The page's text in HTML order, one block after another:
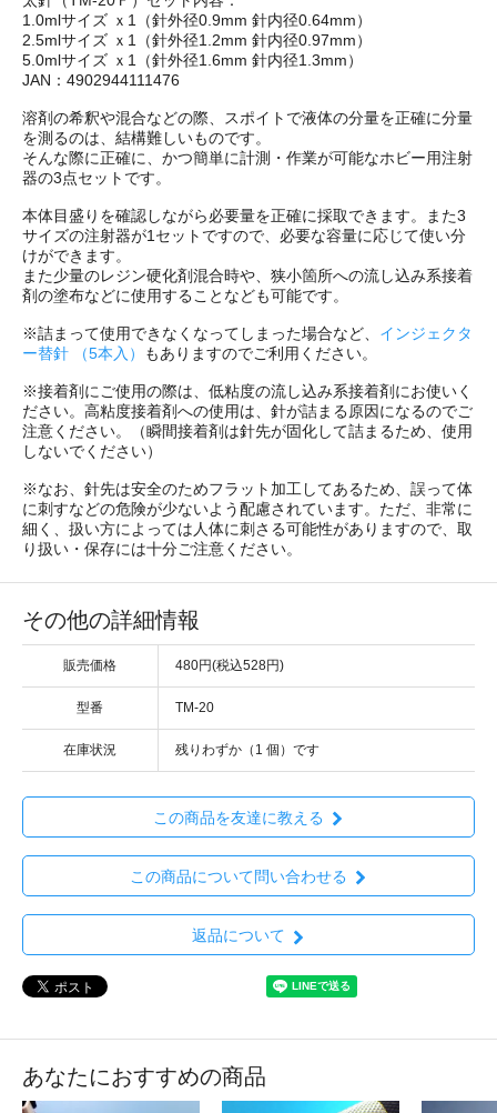
1.0mlサイズ ｘ1（針外径0.9mm 針内径0.64mm）
2.5mlサイズ ｘ1（針外径1.2mm 針内径0.97mm）
5.0mlサイズ ｘ1（針外径1.6mm 針内径1.3mm）
JAN：4902944111476
溶剤の希釈や混合などの際、スポイトで液体の分量を正確に分量
を測るのは、結構難しいものです。
そんな際に正確に、かつ簡単に計測・作業が可能なホビー用注射
器の3点セットです。
本体目盛りを確認しながら必要量を正確に採取できます。また3
サイズの注射器が1セットですので、必要な容量に応じて使い分
けができます。
また少量のレジン硬化剤混合時や、狭小箇所への流し込み系接着
剤の塗布などに使用することなども可能です。
※詰まって使用できなくなってしまった場合など、 インジェクタ
ー替針 （5本入）
もありますのでご利用ください。
※接着剤にご使用の際は、低粘度の流し込み系接着剤にお使いく
ださい。高粘度接着剤への使用は、針が詰まる原因になるのでご
注意ください。（瞬間接着剤は針先が固化して詰まるため、使用
しないでください）
※なお、針先は安全のためフラット加工してあるため、誤って体
に刺すなどの危険が少ないよう配慮されています。ただ、非常に
細く、扱い方によっては人体に刺さる可能性がありますので、取
り扱い・保存には十分ご注意ください。
その他の詳細情報
販売価格 480円(税込528円)
型番 TM-20
在庫状況 残りわずか（1 個）です
この商品を友達に教える
この商品について問い合わせる
返品について
あなたにおすすめの商品